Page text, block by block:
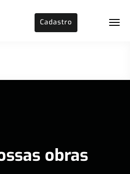
Cadastro
obras